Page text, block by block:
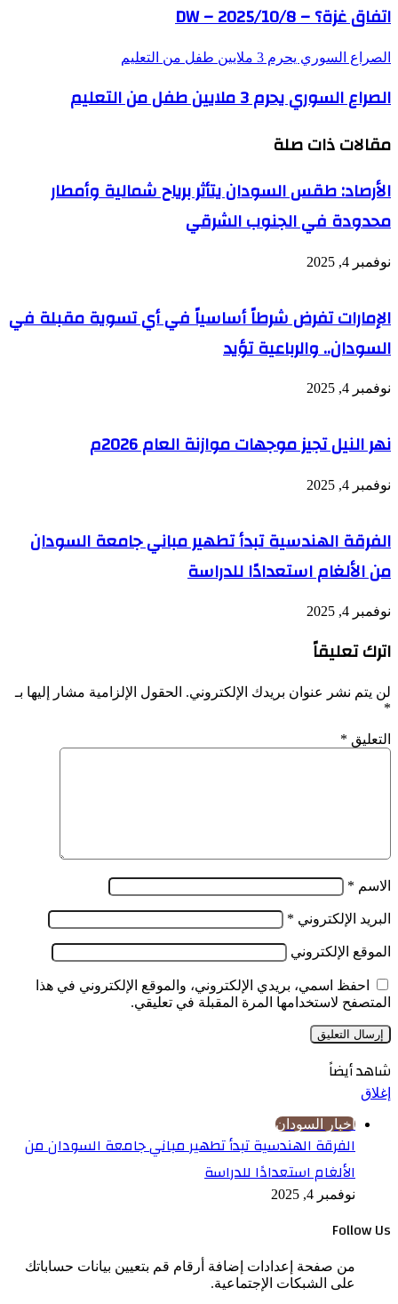
اتفاق غزة؟ – DW – 2025/10/8
الصراع السوري يحرم 3 ملايين طفل من التعليم
الصراع السوري يحرم 3 ملايين طفل من التعليم
مقالات ذات صلة
الأرصاد: طقس السودان يتأثر برياح شمالية وأمطار
محدودة في الجنوب الشرقي
نوفمبر 4, 2025
الإمارات تفرض شرطاً أساسياً في أي تسوية مقبلة في
السودان.. والرباعية تؤيد
نوفمبر 4, 2025
نهر النيل تجيز موجهات موازنة العام 2026م
نوفمبر 4, 2025
الفرقة الهندسية تبدأ تطهير مباني جامعة السودان
من الألغام استعدادًا للدراسة
نوفمبر 4, 2025
اترك تعليقاً
لن يتم نشر عنوان بريدك الإلكتروني. الحقول الإلزامية مشار إليها بـ
*
التعليق *
الاسم *
البريد الإلكتروني *
الموقع الإلكتروني
احفظ اسمي، بريدي الإلكتروني، والموقع الإلكتروني في هذا
المتصفح لاستخدامها المرة المقبلة في تعليقي.
شاهد أيضاً
إغلاق
اخبار السودان
الفرقة الهندسية تبدأ تطهير مباني جامعة السودان من
الألغام استعدادًا للدراسة
نوفمبر 4, 2025
Follow Us
من صفحة إعدادات إضافة أرقام قم بتعيين بيانات حساباتك
على الشبكات الإجتماعية.